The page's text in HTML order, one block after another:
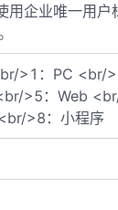
用企业唯一用
>1：PC <br/
>5：Web
>8：小程序